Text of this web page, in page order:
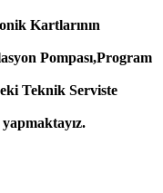
Kartlarının
Pompası,Program
Teknik Serviste